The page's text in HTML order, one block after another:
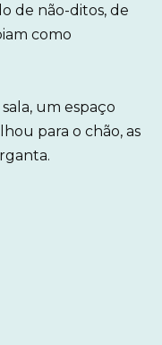
de não-ditos, de
como
um espaço
para o chão, as